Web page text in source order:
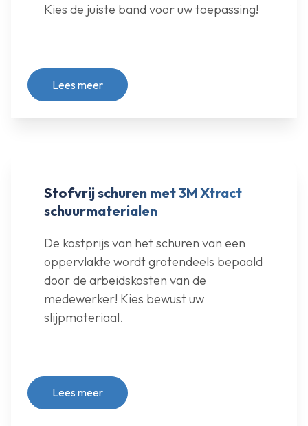
Kies de juiste band voor uw toepassing!
Lees meer
Stofvrij schuren met 3M Xtract
schuurmaterialen
De kostprijs van het schuren van een
oppervlakte wordt grotendeels bepaald
door de arbeidskosten van de
medewerker! Kies bewust uw
slijpmateriaal.
Lees meer